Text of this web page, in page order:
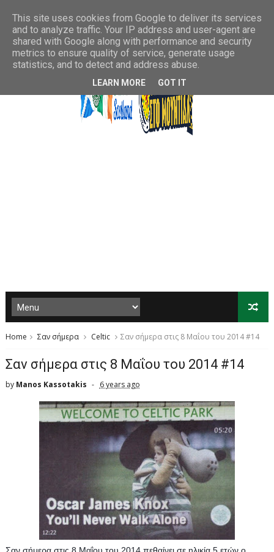
Home Σαν σήμερα Celtic Σαν σήμερα στις 8 Μαΐου του 2014 #14
Σαν σήμερα στις 8 Μαΐου του 2014 #14
by Manos Kassotakis 6 years ago
This site uses cookies from Google to deliver its services
and to analyze traffic. Your IP address and user-agent are
shared with Google along with performance and security
metrics to ensure quality of service, generate usage
statistics, and to detect and address abuse.
LEARN MORE GOT IT